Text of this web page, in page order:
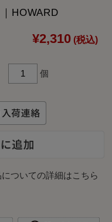
HOWARD
¥2,310 (税込)
個
ついての詳細はこちら